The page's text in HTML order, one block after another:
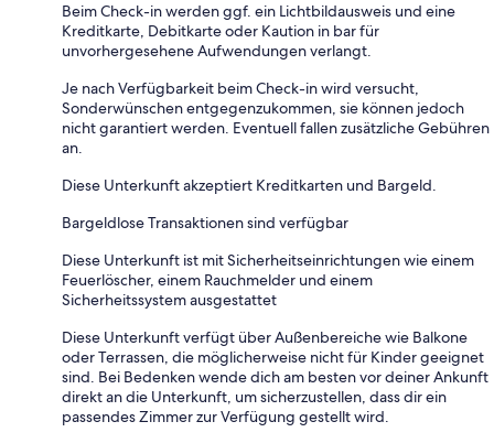
Beim Check-in werden ggf. ein Lichtbildausweis und eine
Kreditkarte, Debitkarte oder Kaution in bar für
unvorhergesehene Aufwendungen verlangt.
Je nach Verfügbarkeit beim Check-in wird versucht,
Sonderwünschen entgegenzukommen, sie können jedoch
nicht garantiert werden. Eventuell fallen zusätzliche Gebühren
an.
Diese Unterkunft akzeptiert Kreditkarten und Bargeld.
Bargeldlose Transaktionen sind verfügbar
Diese Unterkunft ist mit Sicherheitseinrichtungen wie einem
Feuerlöscher, einem Rauchmelder und einem
Sicherheitssystem ausgestattet
Diese Unterkunft verfügt über Außenbereiche wie Balkone
oder Terrassen, die möglicherweise nicht für Kinder geeignet
sind. Bei Bedenken wende dich am besten vor deiner Ankunft
direkt an die Unterkunft, um sicherzustellen, dass dir ein
passendes Zimmer zur Verfügung gestellt wird.